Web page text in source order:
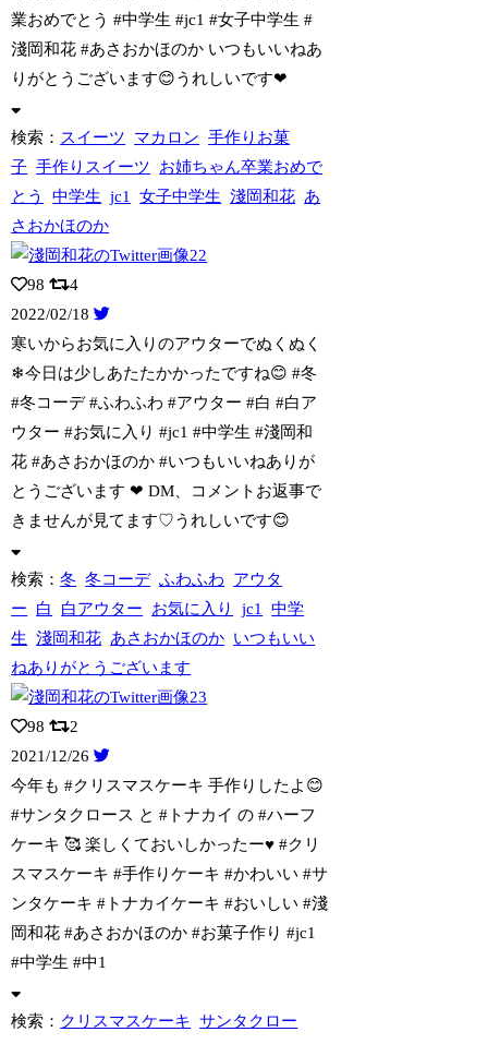
業おめでとう #中学生 #jc1 #女子中学生 #
淺岡和花 #あさおかほのか いつもいいねあ
りがとうございます😊うれしいです❤
検索： スイーツ マカロン 手作りお菓
子 手作りスイーツ
お姉ちゃん卒業おめで
とう
中学生 jc1 女子中学生 淺岡和花 あ
さおかほのか
98
4
2022/02/18
寒いからお気に入りのアウターでぬくぬく
❄今日は少しあたたかかったですね😊 #冬
#冬コーデ #ふわふわ #アウター #白 #白ア
ウター #お気に入り #jc1 #中学生 #淺岡和
花 #あさおかほのか #いつもいいねありが
とうございます ❤ DM、コメントお返事で
きませんが見てます♡うれしいです😊
検索：冬 冬コーデ ふわふわ
アウタ
ー
白 白アウター お気に入り jc1
中学
生 淺岡和花 あさおかほのか いつもいい
ねありがとうございます
98
2
2021/12/26
今年も #クリスマスケーキ 手作りしたよ😊
#サンタクロース と #トナカイの #ハーフ
ケーキ 🥰 楽しくておいしかったー♥️ #クリ
スマスケーキ #手作りケーキ #かわいい #サ
ンタケーキ #トナカイケーキ #おいしい #淺
岡和花 #あさおかほのか #お菓子作り #jc1
#中学生 #中1
検索： クリスマスケーキ サンタクロー